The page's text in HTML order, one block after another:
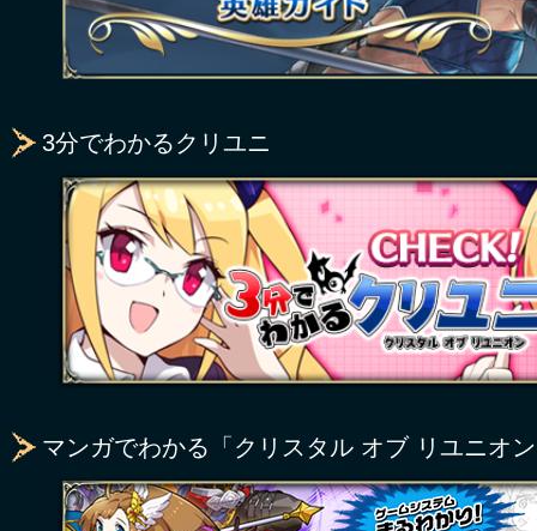
3分でわかるクリユニ
マンガでわかる「クリスタル オブ リユニオ